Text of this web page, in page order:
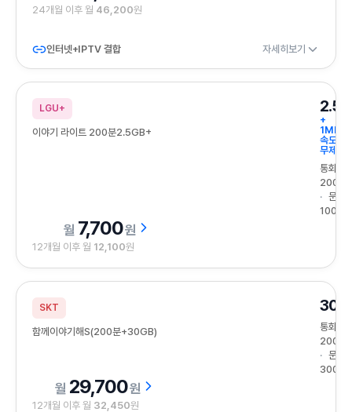
24개월 이후 월 46,200원
인터넷+IPTV 결합 자세히보기
LGU+
이야기 라이트 200분2.5GB+
+
1Mbps
속도
무제한
통화
200분
문자
100건
7,700원
12개월 이후 월 12,100원
SKT
함께이야기해S(200분+30GB)
통화
200분
문자
300건
29,700원
12개월 이후 월 32,450원